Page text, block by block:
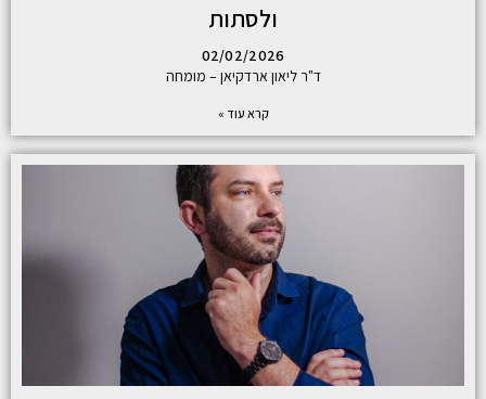
ולסתות
02/02/2026
ד"ר ליאון ארדקיאן – מומחה
קרא עוד »